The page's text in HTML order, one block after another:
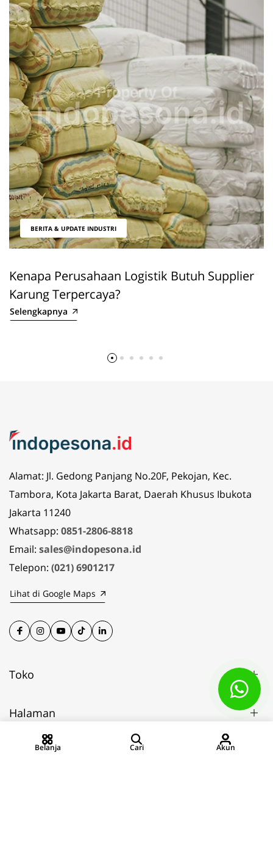
BERITA & UPDATE INDUSTRI
Kenapa Perusahaan Logistik Butuh Supplier
Karung Terpercaya?
Selengkapnya
Alamat: Jl. Gedong Panjang No.20F, Pekojan, Kec.
Tambora, Kota Jakarta Barat, Daerah Khusus Ibukota
Jakarta 11240
Whatsapp: 0851-2806-8818
Email: sales@indopesona.id
Telepon: (021) 6901217
Lihat di Google Maps
Toko
Halaman
Rekening PT Putra Cananda Mandiri
Belanja Cari Akun